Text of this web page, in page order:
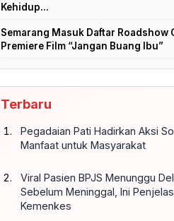
Kehidup...
Semarang Masuk Daftar Roadshow
Premiere Film “Jangan Buang Ibu”
Terbaru
Pegadaian Pati Hadirkan Aksi
Manfaat untuk Masyarakat
Viral Pasien BPJS Menunggu
Sebelum Meninggal, Ini
Kemenkes